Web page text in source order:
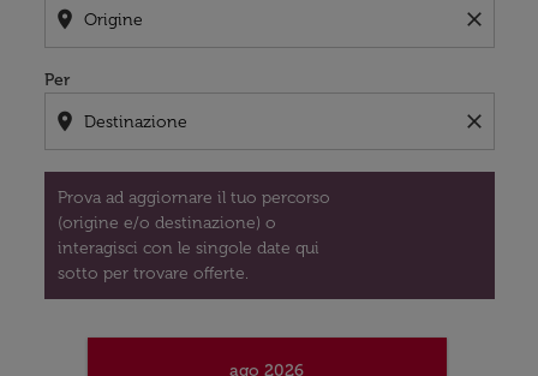
location_on close
Per
location_on close
Prova ad aggiornare il tuo percorso
(origine e/o destinazione) o
interagisci con le singole date qui
sotto per trovare offerte.
ago 2026